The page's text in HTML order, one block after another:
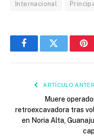
Internacional
FacebookTwitter
ARTÍCULO
Muere
retroexcavadora tras
en Noria Alta,